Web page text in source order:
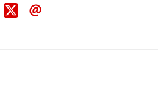
Teile
diese
Teile
diese